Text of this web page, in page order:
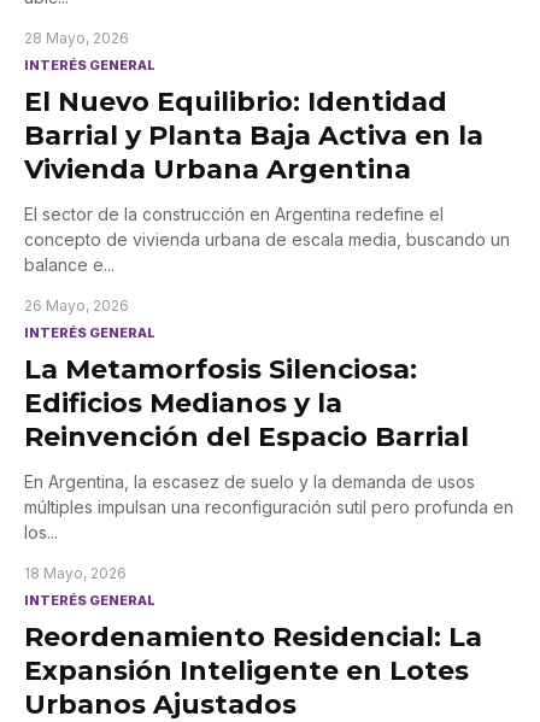
28 Mayo, 2026
INTERÉS GENERAL
El Nuevo Equilibrio: Identidad
Barrial y Planta Baja Activa en la
Vivienda Urbana Argentina
El sector de la construcción en Argentina redefine el
concepto de vivienda urbana de escala media, buscando un
balance e...
26 Mayo, 2026
INTERÉS GENERAL
La Metamorfosis Silenciosa:
Edificios Medianos y la
Reinvención del Espacio Barrial
En Argentina, la escasez de suelo y la demanda de usos
múltiples impulsan una reconfiguración sutil pero profunda en
los...
18 Mayo, 2026
INTERÉS GENERAL
Reordenamiento Residencial: La
Expansión Inteligente en Lotes
Urbanos Ajustados